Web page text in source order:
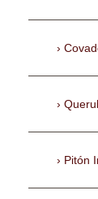
Pitón